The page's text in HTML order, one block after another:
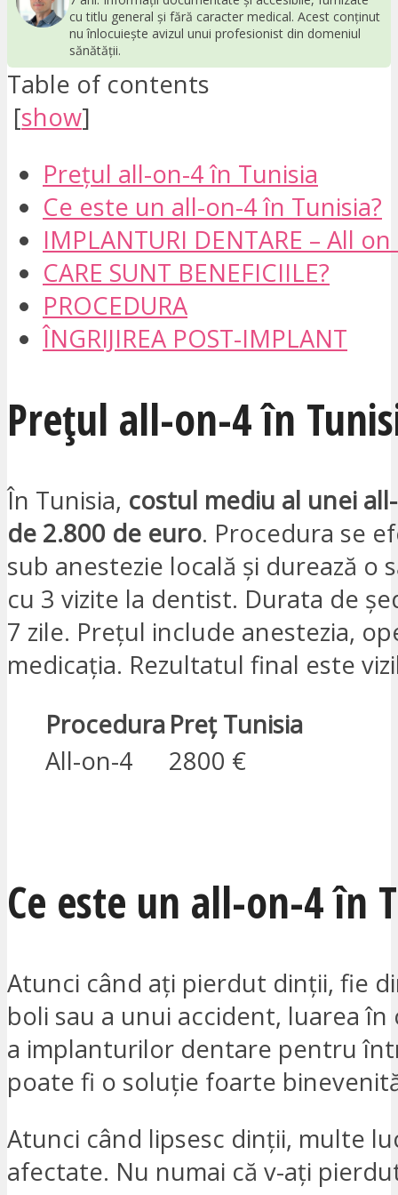
cu titlu general și fără caracter medical. Acest conținut
nu înlocuiește avizul unui profesionist din domeniul
sănătății.
Table of contents
[show]
Prețul all-on-4 în Tunisia
Ce este un all-on-4 în Tunisia?
IMPLANTURI DENTARE – All
CARE SUNT BENEFICIILE?
PROCEDURA
ÎNGRIJIREA POST-IMPLANT
Prețul all-on-4 în
În Tunisia, costul mediu al unei
de 2.800 de euro. Procedura se
sub anestezie locală și durează o
cu 3 vizite la dentist. Durata de
7 zile. Prețul include anestezia,
medicația. Rezultatul final este
ProceduraPreț Tunisia
All-on-4
2800 €
Ce este un all-on-4 în
Atunci când ați pierdut dinții, fie
boli sau a unui accident, luarea în
a implanturilor dentare pentru
poate fi o soluție foarte
Atunci când lipsesc dinții, multe
afectate. Nu numai că v-ați